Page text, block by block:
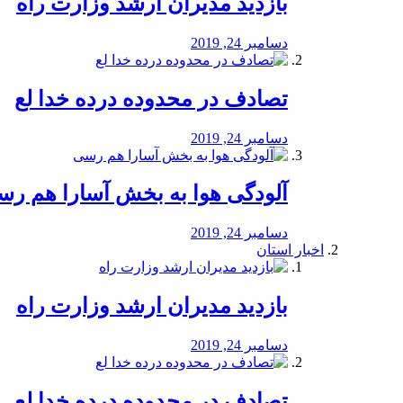
دسامبر 24, 2019
تصادف در محدوده درده خدا لع
دسامبر 24, 2019
آلودگی هوا به بخش آسارا هم
دسامبر 24, 2019
اخبار استان
بازدید مدیران ارشد وزارت راه
دسامبر 24, 2019